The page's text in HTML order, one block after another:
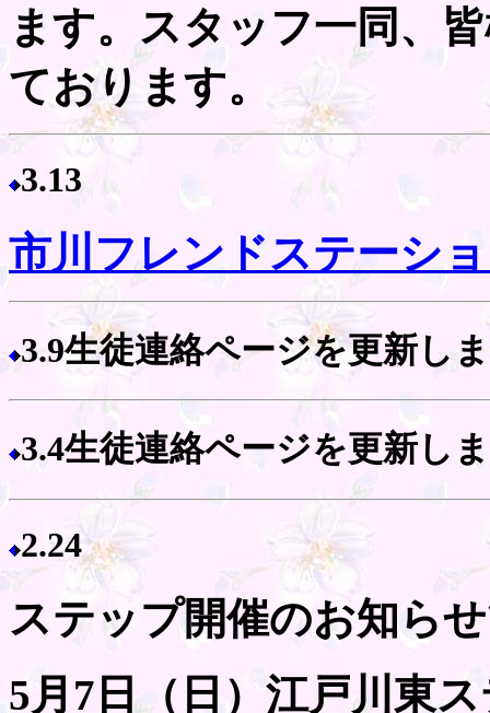
ます。スタッフ一同、
ております。
3.13
市川フレンドステーシ
3.9生徒連絡ページを更新
3.4生徒連絡ページを更新し
2.24
ステップ開催のお知ら
5月7日（日）江戸川東